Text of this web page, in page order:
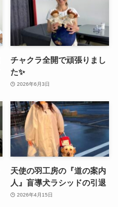
チャクラ全開で頑張りまし
た✨
2026年6月3日
天使の羽工房の『道の案内
人』盲導犬ラシッドの引退
2026年4月15日